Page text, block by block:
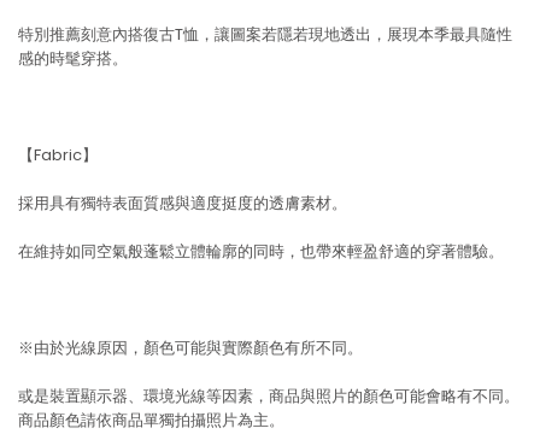
特別推薦刻意內搭復古T恤，讓圖案若隱若現地透出，展現本季最具隨性
感的時髦穿搭。
【Fabric】
採用具有獨特表面質感與適度挺度的透膚素材。
在維持如同空氣般蓬鬆立體輪廓的同時，也帶來輕盈舒適的穿著體驗。
※由於光線原因，顏色可能與實際顏色有所不同。
或是裝置顯示器、環境光線等因素，商品與照片的顏色可能會略有不同。
商品顏色請依商品單獨拍攝照片為主。